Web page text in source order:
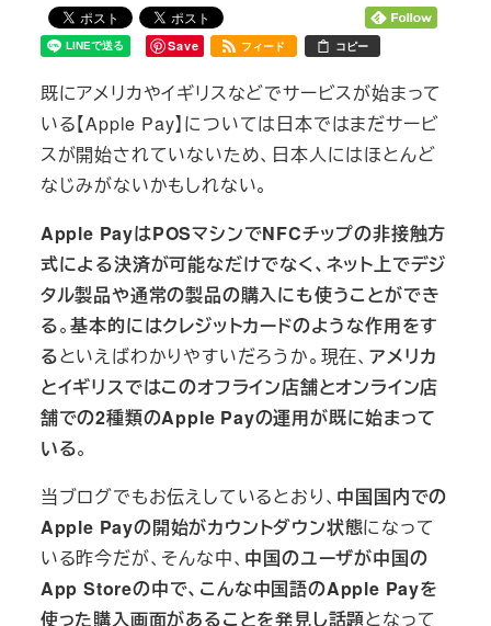
Save フィード コピー
既にアメリカやイギリスなどでサービスが始まって
いる【Apple Pay】については日本ではまだサービ
スが開始されていないため、日本人にはほとんど
なじみがないかもしれない。
Apple PayはPOSマシンでNFCチップの非接触方
式による決済が可能なだけでなく、ネット上でデジ
タル製品や通常の製品の購入にも使うことができ
る。基本的にはクレジットカードのような作用をす
るといえばわかりやすいだろうか。現在、アメリカ
とイギリスではこのオフライン店舗とオンライン店
舗での2種類のApple Payの運用が既に始まって
いる。
当ブログでもお伝えしているとおり、 中国国内での
Apple Payの開始がカウントダウン状態になって
いる昨今だが、そんな中、 中国のユーザが中国の
App Storeの中で、こんな中国語のApple Payを
使った購入画面があることを発見し話題となって